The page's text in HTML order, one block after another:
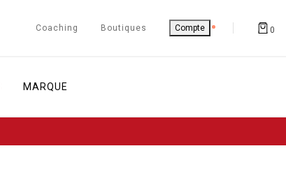
Coaching Boutiques Compte 0
MARQUE